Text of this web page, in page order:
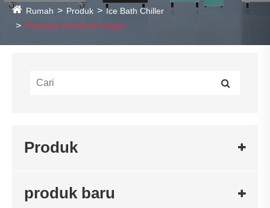
Rumah Produk
Ice Bath Chiller
Penyejuk mandi ais ringan
Produk
produk baru